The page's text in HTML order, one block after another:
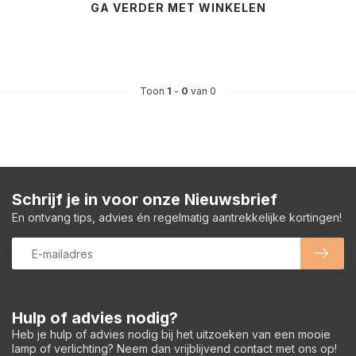
GA VERDER MET WINKELEN
Toon 1 - 0 van 0
Hulp of advies nodig?
Heb je hulp of advies nodig bij het uitzoeken van een mooie
lamp of verlichting? Neem dan vrijblijvend contact met ons op!
Schrijf je in voor onze Nieuwsbrief
En ontvang tips, advies én regelmatig aantrekkelijke kortingen!